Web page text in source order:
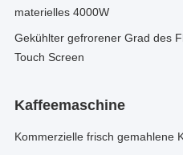
materielles 4000W
Gekühlter gefrorener Grad des
Touch Screen
Kaffeemaschine
Kommerzielle frisch gemahlene